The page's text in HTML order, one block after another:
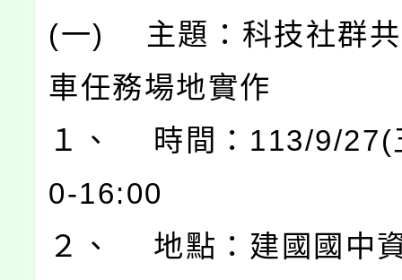
(一) 主題：科技社群共
車任務場地實作
１、 時間：113/9/27(
0-16:00
２、 地點：建國國中